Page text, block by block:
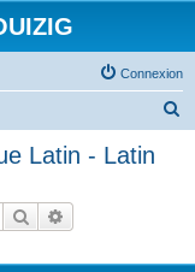
Connexion
Latin - Latin
Rechercher